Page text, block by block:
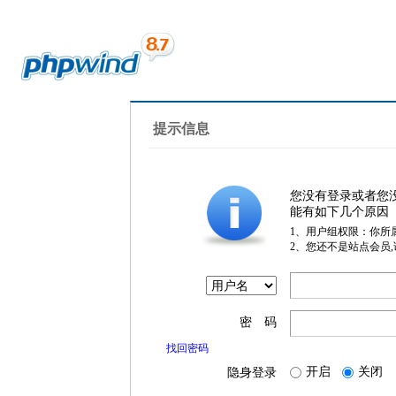
提示信息
您没有登录或者您
能有如下几个原因
1、用户组权限：你所
2、您还不是站点会员
密 码
找回密码
隐身登录 开启 关闭